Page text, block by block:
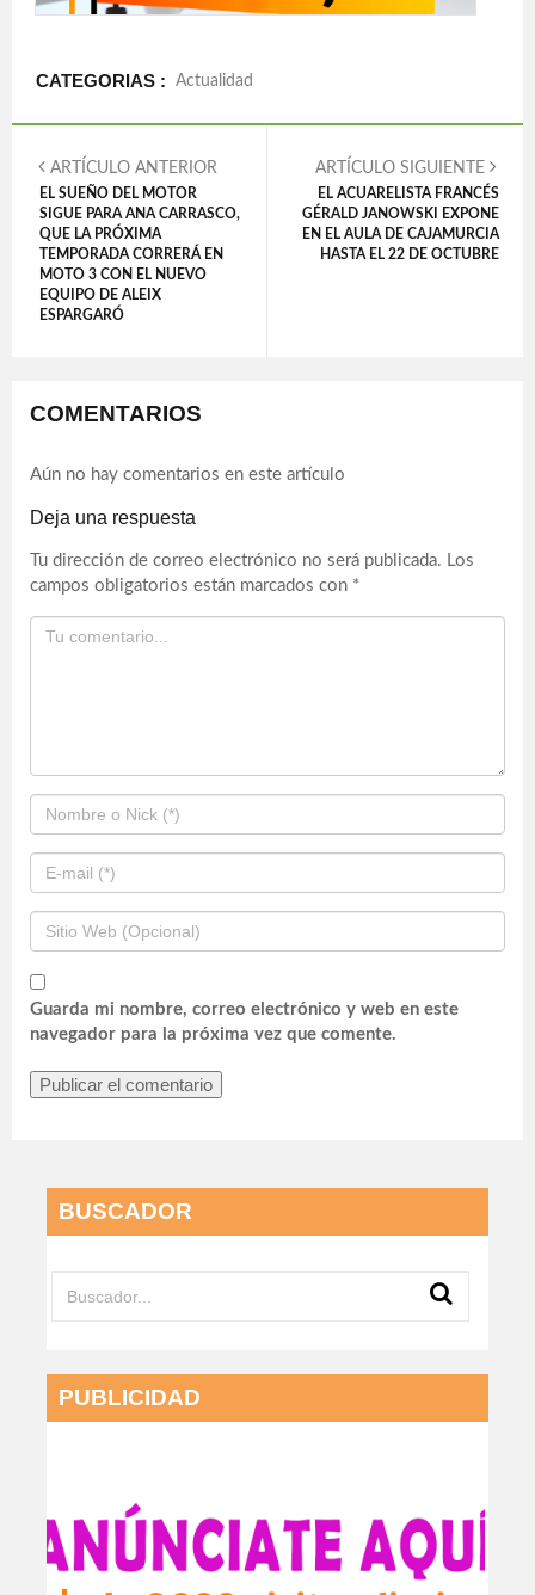
CATEGORIAS : Actualidad
ARTÍCULO ANTERIOR
EL SUEÑO DEL MOTOR
SIGUE PARA ANA CARRASCO,
QUE LA PRÓXIMA
TEMPORADA CORRERÁ EN
MOTO 3 CON EL NUEVO
EQUIPO DE ALEIX
ESPARGARÓ
ARTÍCULO SIGUIENTE
EL ACUARELISTA FRANCÉS
GÉRALD JANOWSKI EXPONE
EN EL AULA DE CAJAMURCIA
HASTA EL 22 DE OCTUBRE
COMENTARIOS
Aún no hay comentarios en este artículo
Deja una respuesta
Tu dirección de correo electrónico no será publicada. Los
campos obligatorios están marcados con *
Guarda mi nombre, correo electrónico y web en este
navegador para la próxima vez que comente.
BUSCADOR
PUBLICIDAD